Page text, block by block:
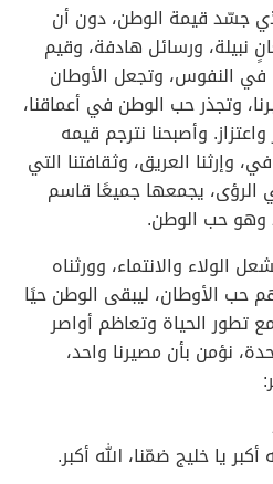
جسّد قيمة الوطن، دون أن
نبيلة، ورسائل هادفة، وقيم
النفوس، وتجعل الأوطان
وتجذر حب الوطن في أعماقنا،
وأصبحنا نترجم قيمه
وإرثنا العريق، وثقافتنا التي
الرؤى، يجمعها جميعًا قاسم
وهو حب الوطن.
الولاء والانتماء، وورثناه
حب الأوطان، ليبقى الوطن حيًا
تطور الحياة وتعاظم أواصر
نؤمن بأن مصيرنا واحد،
يا خليج ضمّنا، الله أكبر.